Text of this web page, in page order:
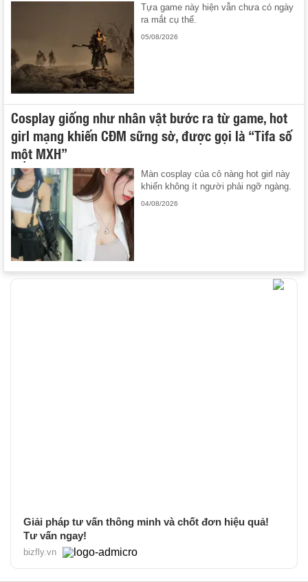
Tựa game này hiện vẫn chưa có ngày
ra mắt cụ thể.
05/08/2026
Cosplay giống như nhân vật bước ra từ game, hot
girl mạng khiến CĐM sững sờ, được gọi là “Tifa số
một MXH”
Màn cosplay của cô nàng hot girl này
khiến không ít người phải ngỡ ngàng.
04/08/2026
Giải pháp tư vấn thông minh và chốt đơn hiệu quả!
Tư vấn ngay!
bizfly.vn